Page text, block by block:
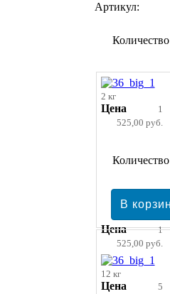
Артикул:
2 кг
Цена
1
525,00 руб.
Цена
1
525,00 руб.
12 кг
Цена
5